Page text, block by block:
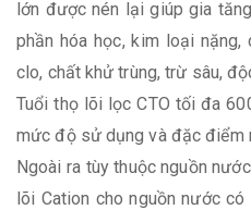
lớn được nén lại giúp gia
phần hóa học, kim loại
clo, chất khử trùng, trừ sâu,
Tuổi thọ lõi lọc CTO tối đa
mức độ sử dụng và đặc điểm
Ngoài ra tùy thuộc nguồn
lõi Cation cho nguồn nước